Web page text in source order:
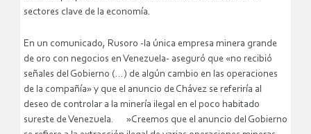
sectores clave de la economía.
En un comunicado, Rusoro -la única empresa minera grande
de oro con negocios en Venezuela- aseguró que «no recibió
señales del Gobierno (…) de algún cambio en las operaciones
de la compañía» y que el anuncio de Chávez se referiría al
deseo de controlar a la minería ilegal en el poco habitado
sureste de Venezuela. »Creemos que el anuncio del Gobierno